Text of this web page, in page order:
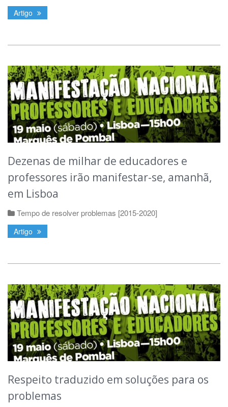
Artigo
Dezenas de milhar de educadores e
professores irão manifestar-se, amanhã,
em Lisboa
Tempo de resolver problemas [2015-2020]
Artigo
Respeito traduzido em soluções para os
problemas